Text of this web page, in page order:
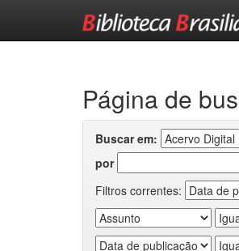
Página de
Buscar em:
por
Filtros correntes: